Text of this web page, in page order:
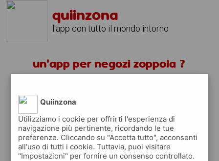
quiinzona
l'app con tutto il mondo intorno
un'app per negozi zoppola ?
quiinzona è una app
gratuita per trovare
negozi
ed approfittare dicoupon e buoni sconti
Quiinzona
Utilizziamo i cookie per offrirti l'esperienza di
navigazione più pertinente, ricordando le tue
preferenze. Cliccando su "Accetta tutto", acconsenti
all'uso di tutti i cookie. Tuttavia, puoi visitare
"Impostazioni" per fornire un consenso controllato.